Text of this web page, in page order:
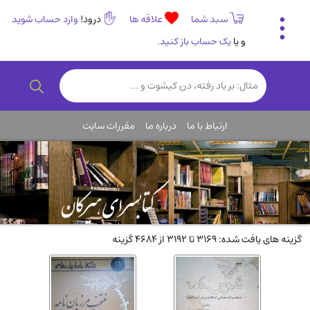
سبد شما علاقه ها درود! وارد حساب شوید
و یایک حساب باز کنید.
تاریخی و فرهنگی
(838)
رمان و داستان ایرانی(307)
روانشناسی(357)
انگلیسی و زبان خارجی(14)
کودکان و نوجوانان(76)
کتب نادر و کمیاب(19)
روانشناسی(112)
طب گیاهی و سنتی(45)
فلسفه و جامعه شناسی(151)
ادبیات و شعر(511)
ارتباط با ما درباره ما مقررات سایت
گزینه های یافت شده: 3169 تا 3192 از 4684 گزینه